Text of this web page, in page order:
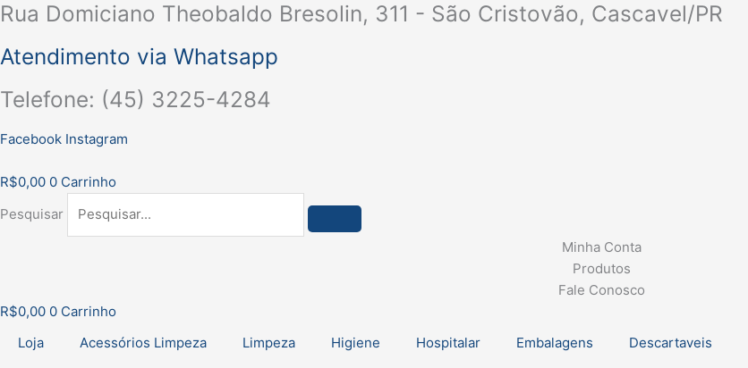
Ir
o
Rua Domiciano Theobaldo Bresolin, 311 - São Cristovão, Cascavel/PR
Atendimento via Whatsapp
Telefone: (45) 3225-4284
Facebook Instagram
R$0,00 0 Carrinho
Pesquisar
Minha Conta
Produtos
Fale Conosco
R$0,00 0 Carrinho
Loja
Acessórios Limpeza Limpeza Higiene Hospitalar Embalagens Descartaveis